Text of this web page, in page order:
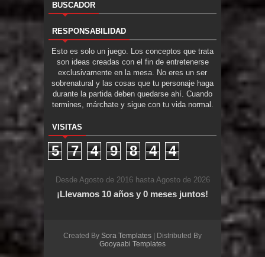
BUSCADOR
RESPONSABILIDAD
Esto es solo un juego. Los conceptos que trata
son ideas creadas con el fin de entretenerse
exclusivamente en la mesa. No eres un ser
sobrenatural y las cosas que tu personaje haga
durante la partida deben quedarse ahí. Cuando
termines, márchate y sigue con tu vida normal.
VISITAS
5 7 4 9 8 4 4
Desde Agosto de 2016 hasta Agosto de 2026
¡Llevamos 10 años y 0 meses juntos!
Created By Sora Templates | Distributed By
Gooyaabi Templates